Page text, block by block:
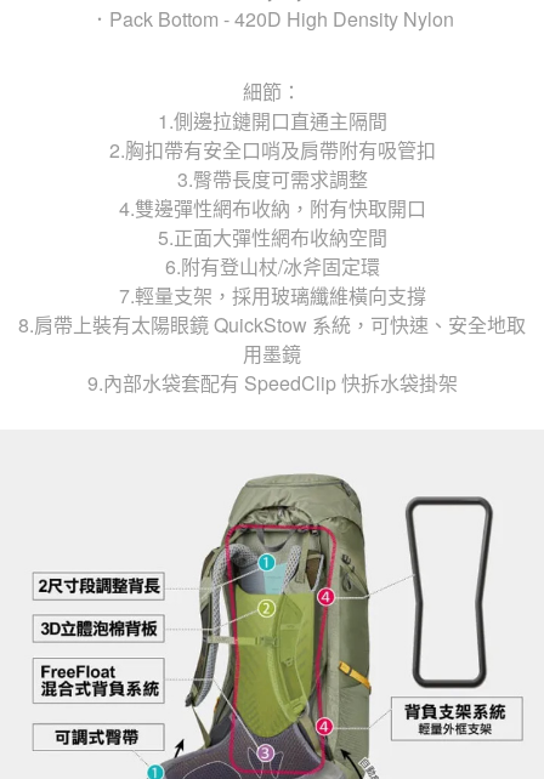
．Pack Bottom - 420D High Density Nylon
細節：
1.側邊拉鏈開口直通主隔間
2.胸扣帶有安全口哨及肩帶附有吸管扣
3.臀帶長度可需求調整
4.雙邊彈性網布收納，附有快取開口
5.正面大彈性網布收納空間
6.附有登山杖/冰斧固定環
7.輕量支架，採用玻璃纖維橫向支撐
8.肩帶上裝有太陽眼鏡 QuickStow 系統，​​可快速、安全地取
用墨鏡
9.內部水袋套配有 SpeedClip 快拆水袋掛架